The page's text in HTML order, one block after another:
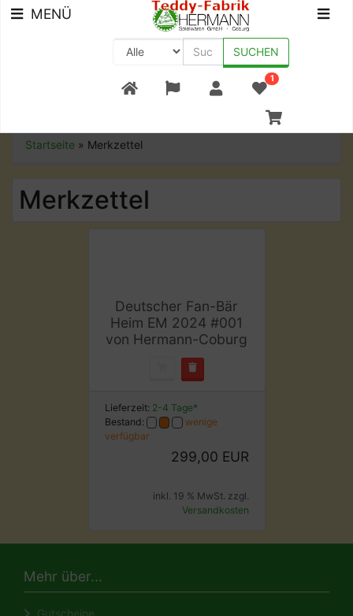
+49 (0) 9561-8590-0
MENÜ
SUCHEN
1
Startseite » Merkzettel
Merkzettel
Deutscher Fan-Bär
Heim EM 2024 #001
von Hermann-Coburg
Lieferzeit: 2-4 Tage*
Bestand:
wenige
verfügbar
299,00 EUR
inkl. 19 % MwSt. zzgl.
Versandkosten
Mehr über...
Gutscheine